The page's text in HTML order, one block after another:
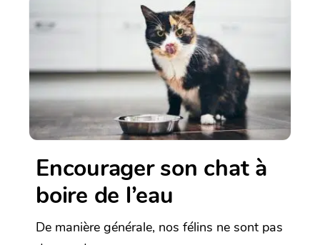
Encourager son chat à
boire de l’eau
De manière générale, nos félins ne sont pas